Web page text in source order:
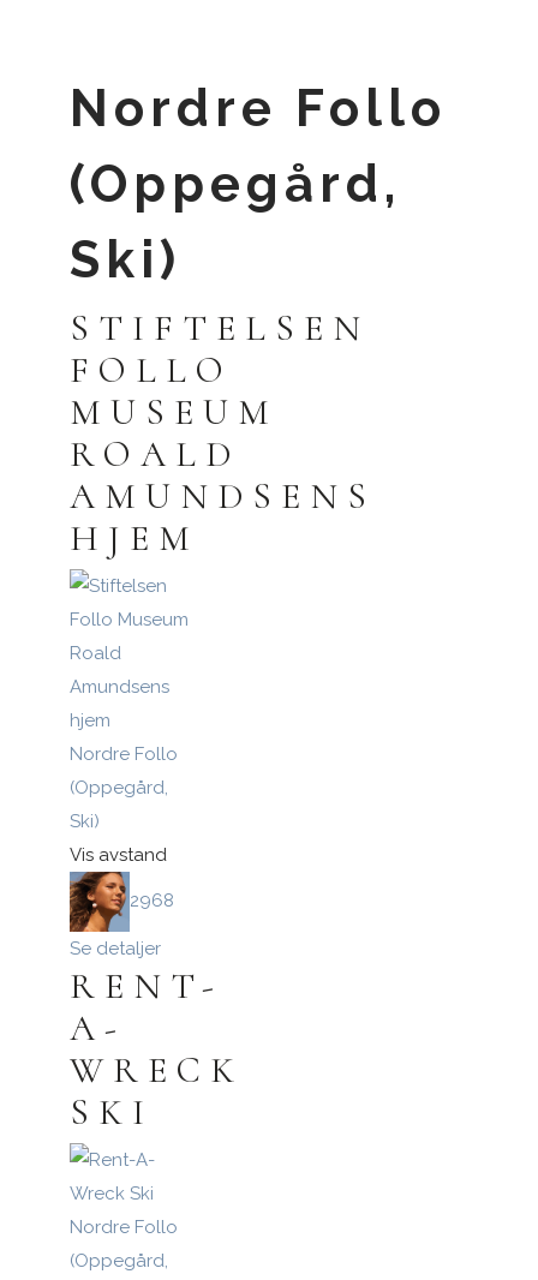
Nordre Follo
(Oppegård,
Ski)
STIFTELSEN
FOLLO
MUSEUM
ROALD
AMUNDSENS
HJEM
Nordre Follo
(Oppegård,
Ski)
Vis avstand
2968
Se detaljer
RENT-
A-
WRECK
SKI
Nordre Follo
(Oppegård,
Logg inn med passnøkkel
Logg inn